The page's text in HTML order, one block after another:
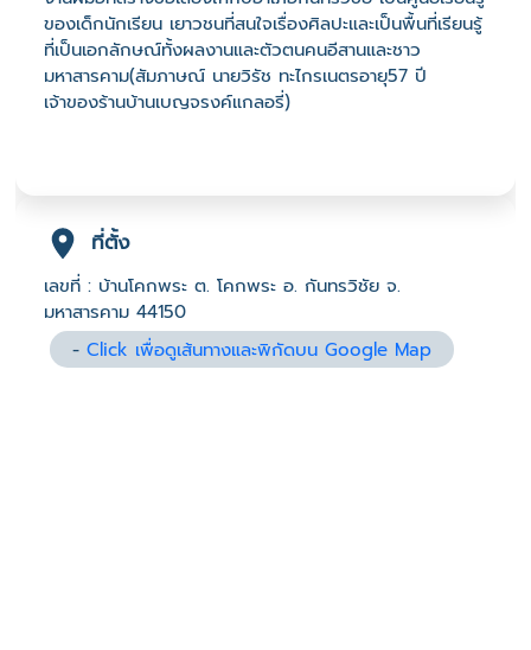
ของเด็กนักเรียน เยาวชนที่สนใจเรื่องศิลปะและเป็นพื้นที่เรียนรู้
ที่เป็นเอกลักษณ์ทั้งผลงานและตัวตนคนอีสานและชาว
มหาสารคาม(สัมภาษณ์ นายวิรัช ทะไกรเนตรอายุ57 ปี
เจ้าของร้านบ้านเบญจรงค์แกลอรี่)
ที่ตั้ง
เลขที่ : บ้านโคกพระ ต. โคกพระ อ. กันทรวิชัย จ.
มหาสารคาม 44150
-Click เพื่อดูเส้นทางและพิกัดบน Google Map